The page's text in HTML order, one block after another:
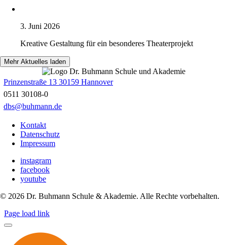
3. Juni 2026
Kreative Gestaltung für ein besonderes Theaterprojekt
Mehr Aktuelles laden
Prinzenstraße 13 30159 Hannover
0511 30108-0
dbs@buhmann.de
Kontakt
Datenschutz
Impressum
instagram
facebook
youtube
© 2026 Dr. Buhmann Schule & Akademie. Alle Rechte vorbehalten.
Page load link